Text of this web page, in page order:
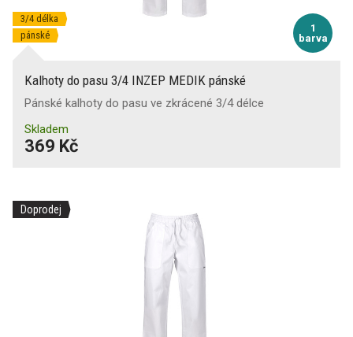
1
barva
3/4 délka
pánské
Kalhoty do pasu 3/4 INZEP MEDIK pánské
Pánské kalhoty do pasu ve zkrácené 3/4 délce
Skladem
369 Kč
Doprodej